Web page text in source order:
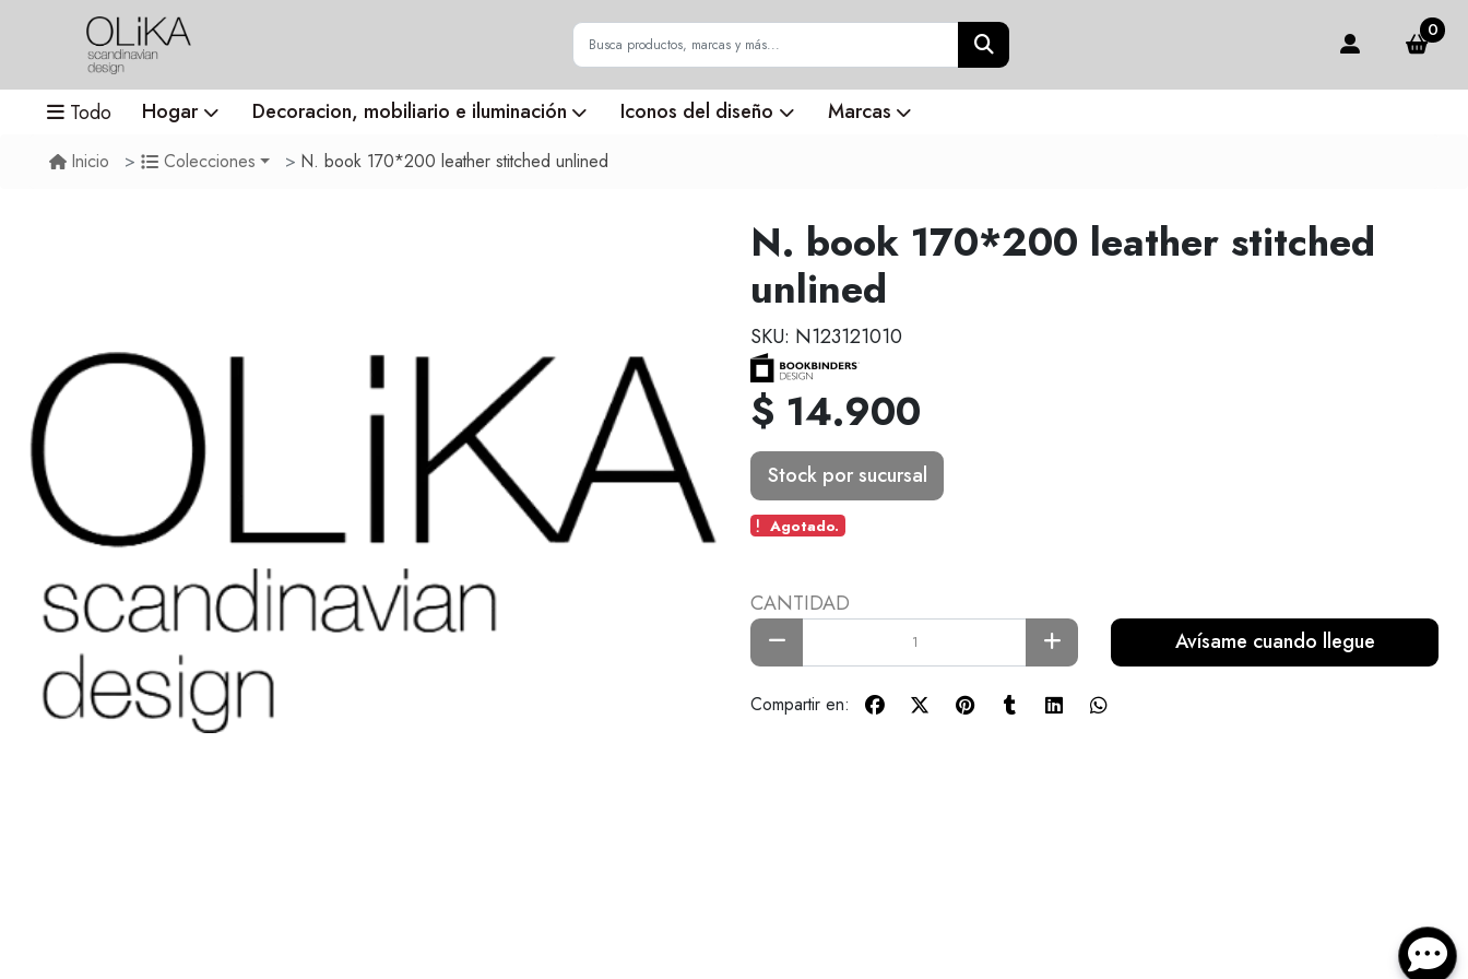
0
Todo Hogar Decoracion, mobiliario e iluminación Iconos del diseño Marcas
Inicio Colecciones N. book 170*200 leather stitched unlined
N. book 170*200 leather stitched
unlined
SKU: N123121010
$ 14.900
Stock por sucursal
Agotado.
CANTIDAD
Avísame cuando llegue
Compartir en: